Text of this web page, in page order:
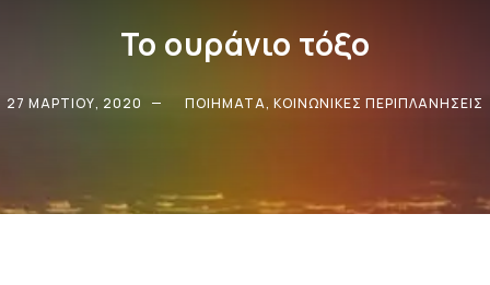
Το ουράνιο τόξο
27 ΜΑΡΤΊΟΥ, 2020 ΠΟΙΉΜΑΤΑ, ΚΟΙΝΩΝΙΚΈΣ ΠΕΡΙΠΛΑΝΉΣΕΙΣ